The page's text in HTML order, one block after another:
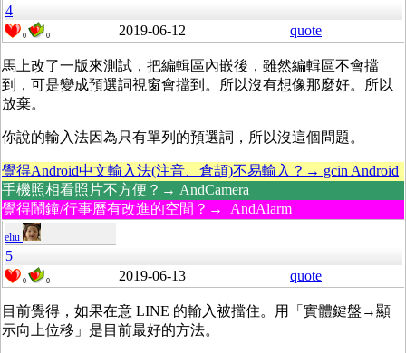
4
0 0 2019-06-12 quote
馬上改了一版來測試，把編輯區內嵌後，雖然編輯區不會擋
到，可是變成預選詞視窗會擋到。所以沒有想像那麼好。所以
放棄。
你說的輸入法因為只有單列的預選詞，所以沒這個問題。
覺得Android中文輸入法(注音、倉頡)不易輸入？→ gcin Android
手機照相看照片不方便？→ AndCamera
覺得鬧鐘/行事曆有改進的空間？→ AndAlarm
eliu
5
0 0 2019-06-13 quote
目前覺得，如果在意 LINE 的輸入被擋住。用「實體鍵盤→顯
示向上位移」是目前最好的方法。